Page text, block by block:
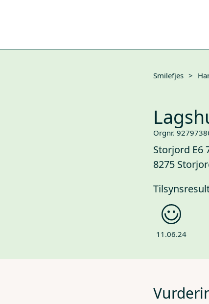
Smilefjes >
Orgnr.
Storjord E6
8275
11.06.24